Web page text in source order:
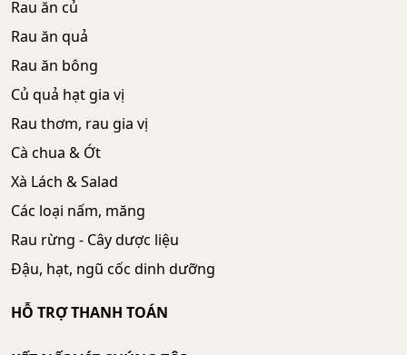
Rau ăn củ
Rau ăn quả
Rau ăn bông
Củ quả hạt gia vị
Rau thơm, rau gia vị
Cà chua & Ớt
Xà Lách & Salad
Các loại nấm, măng
Rau rừng - Cây dược liệu
Đậu, hạt, ngũ cốc dinh dưỡng
HỖ TRỢ THANH TOÁN